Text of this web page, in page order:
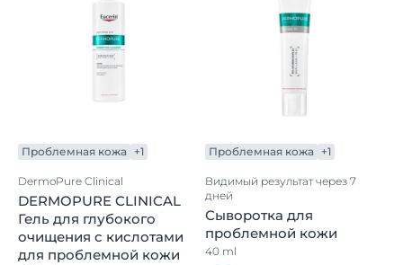
Проблемная кожа +1
DermoPure Clinical
DERMOPURE CLINICAL
Гель для глубокого
очищения с кислотами
для проблемной кожи
Проблемная кожа +1
Видимый результат через 7
дней
Сыворотка для
проблемной кожи
40 ml